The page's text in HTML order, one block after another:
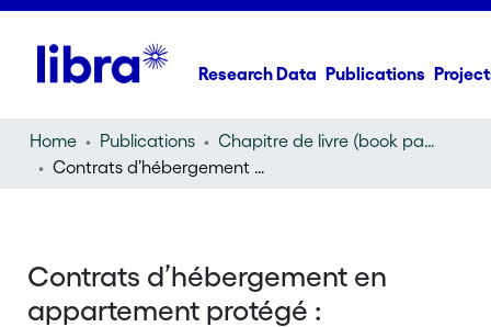
Research Data Publications
Home Publications
Chapitre de livre (book part)
Contrats d’hébergement en appartement protégé : qualification contractuelle et éléments de procédure
Contrats d’hébergement en
appartement protégé :